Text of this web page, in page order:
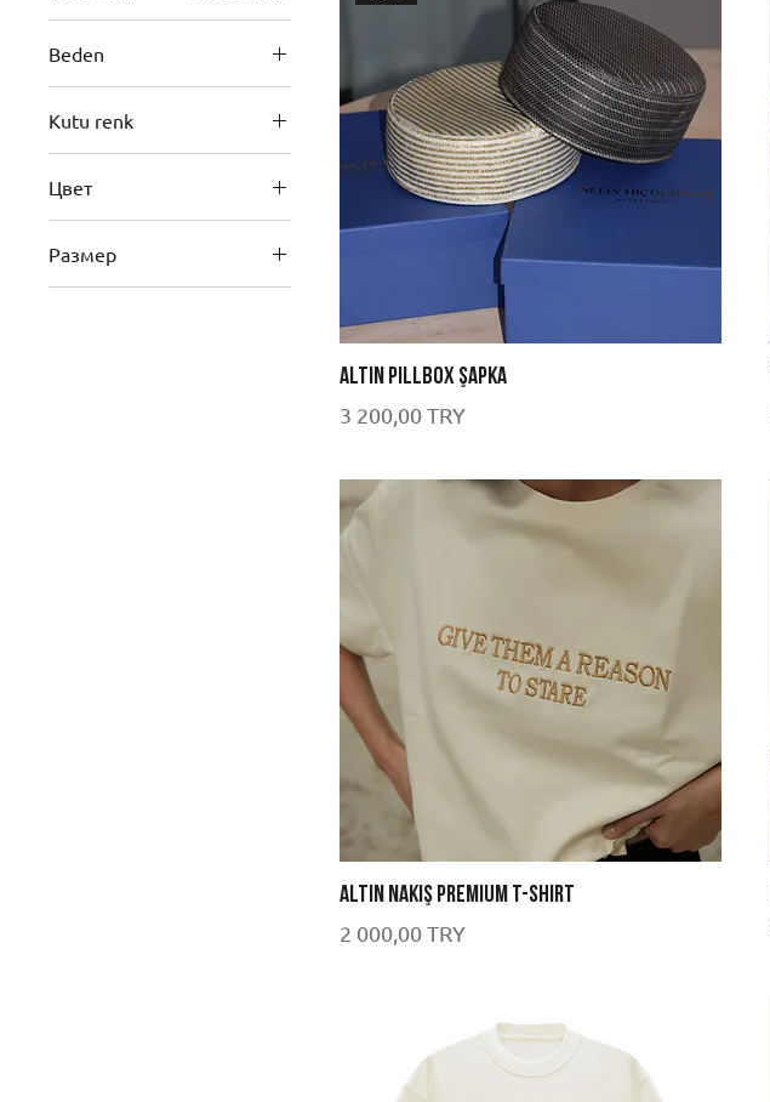
Beden
Kutu renk
Цвет
Размер
Altın Pillbox Şapka
Цена
3 200,00 TRY
Altın nakış premium t-shirt
Цена
2 000,00 TRY